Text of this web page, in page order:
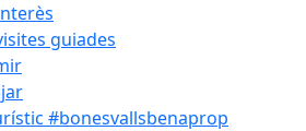
guiades
#bonesvallsbenaprop